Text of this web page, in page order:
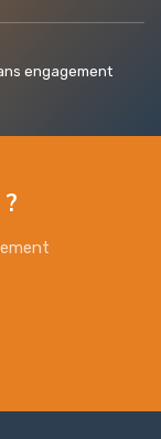
engagement